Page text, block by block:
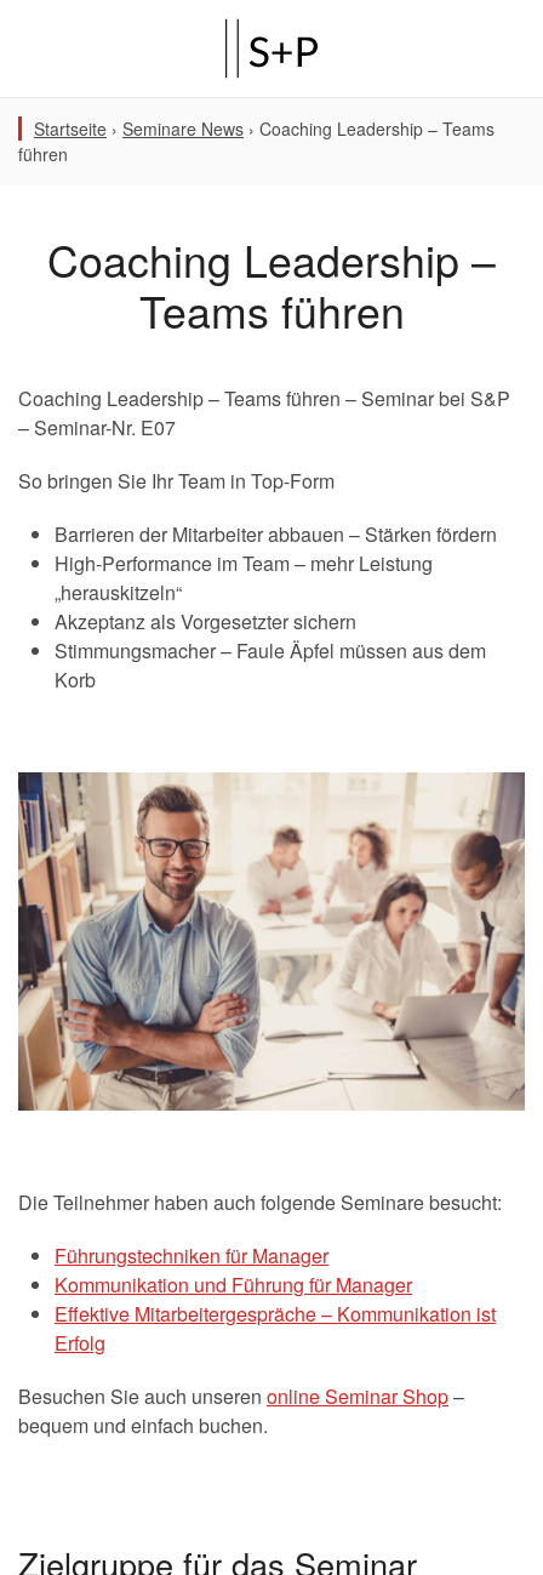
Startseite › Seminare News › Coaching Leadership – Teams
führen
Coaching Leadership –
Teams führen
Coaching Leadership – Teams führen – Seminar bei S&P
– Seminar-Nr. E07
So bringen Sie Ihr Team in Top-Form
Barrieren der Mitarbeiter abbauen – Stärken fördern
High-Performance im Team – mehr Leistung
„herauskitzeln“
Akzeptanz als Vorgesetzter sichern
Stimmungsmacher – Faule Äpfel müssen aus dem
Korb
Die Teilnehmer haben auch folgende Seminare besucht:
Führungstechniken für Manager
Kommunikation und Führung für Manager
Effektive Mitarbeitergespräche – Kommunikation ist
Erfolg
Besuchen Sie auch unseren online Seminar Shop–
bequem und einfach buchen.
Zielgruppe für das Seminar